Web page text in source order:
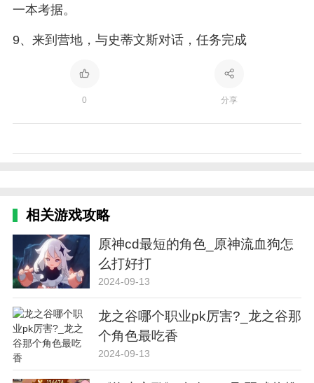
一本考据。
9、来到营地，与史蒂文斯对话，任务完成
0 分享
相关游戏攻略
原神cd最短的角色_原神流血狗怎
么打好打
2024-09-13
龙之谷哪个职业pk厉害?_龙之谷那
个角色最吃香
2024-09-13